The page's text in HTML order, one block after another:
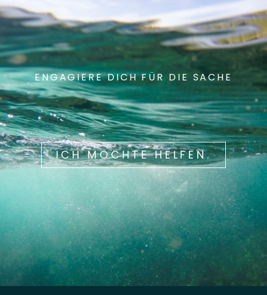
ENGAGIERE DICH FÜR DIE SACHE
ICH MÖCHTE HELFEN.